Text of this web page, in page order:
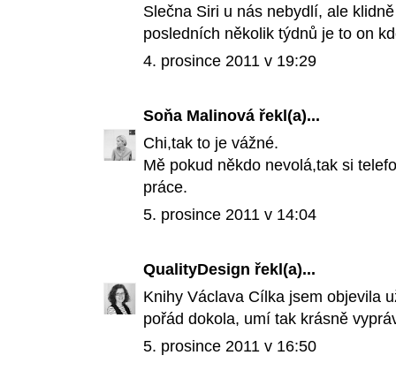
Slečna Siri u nás nebydlí, ale
posledních několik týdnů je to on
4. prosince 2011 v 19:29
Soňa Malinová řekl(a)...
Chi,tak to je vážné.
Mě pokud někdo nevolá,tak si
práce.
5. prosince 2011 v 14:04
QualityDesign řekl(a)...
Knihy Václava Cílka jsem objevila
pořád dokola, umí tak krásně
5. prosince 2011 v 16:50